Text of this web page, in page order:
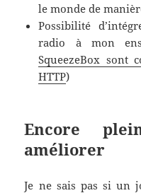
le monde de
Possibilité
radio à mon
SqueezeBox sont
HTTP)
Encore
améliorer
Je ne sais pas si un